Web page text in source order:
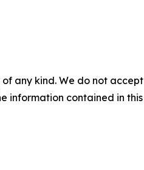
any kind. We do not
information contained in